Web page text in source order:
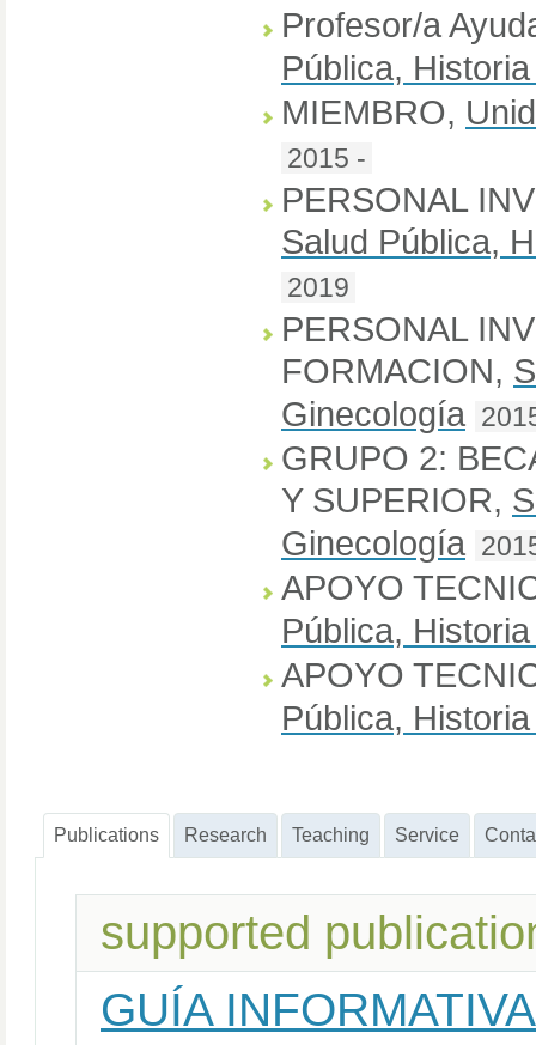
Profesor/a
Pública,
MIEMBRO,
2015 -
PERSONAL
Salud Pública,
2019
PERSONAL
FORMACION,
Ginecología
GRUPO 2:
Y SUPERIOR,
Ginecología
APOYO
Pública,
APOYO
Pública,
Publications Research Teaching Service
supported
GUÍA